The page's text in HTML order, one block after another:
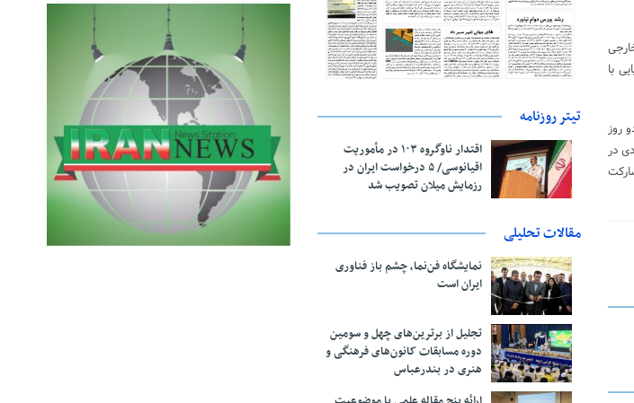
با
روز
در
تیتر روزنامه
اقتدار ناوگروه ۱۰۳ در مأموریت‌
اقیانوسی/ ۵ درخواست ایران در
رزمایش میلان تصویب شد
مقالات تحلیلی
نمایشگاه فن‌نما، چشم باز فناوری
ایران است
تجلیل از بر‌ترین‌های چهل و سومین
دوره مسابقات کانون‌های فرهنگی و
هنری در بندرعباس